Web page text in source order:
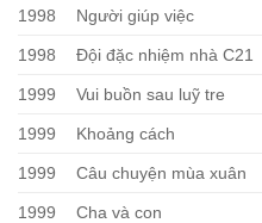
1998 Người giúp việc
1998 Đội đặc nhiệm nhà C21
1999 Vui buồn sau luỹ tre
1999 Khoảng cách
1999 Câu chuyện mùa xuân
1999 Cha và con